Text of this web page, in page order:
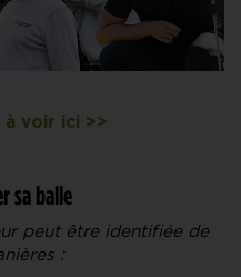
voir ici >>
sa balle
peut être identifiée de
: